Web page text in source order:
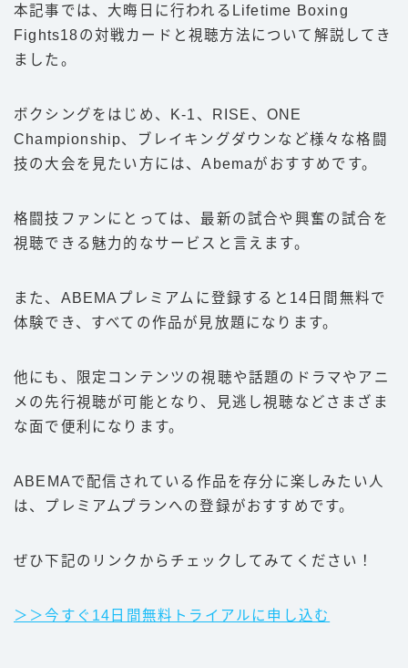
本記事では、大晦日に行われるLifetime Boxing
Fights18の対戦カードと視聴方法について解説してき
ました。
ボクシングをはじめ、K-1、RISE、ONE
Championship、ブレイキングダウンなど様々な格闘
技の大会を見たい方には、Abemaがおすすめです。
格闘技ファンにとっては、最新の試合や興奮の試合を
視聴できる魅力的なサービスと言えます。
また、ABEMAプレミアムに登録すると14日間無料で
体験でき、すべての作品が見放題になります。
他にも、限定コンテンツの視聴や話題のドラマやアニ
メの先行視聴が可能となり、見逃し視聴などさまざま
な面で便利になります。
ABEMAで配信されている作品を存分に楽しみたい人
は、プレミアムプランへの登録がおすすめです。
ぜひ下記のリンクからチェックしてみてください！
＞＞今すぐ14日間無料トライアルに申し込む